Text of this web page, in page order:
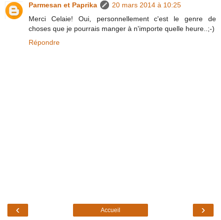
Parmesan et Paprika
20 mars 2014 à 10:25
Merci Celaie! Oui, personnellement c'est le genre de
choses que je pourrais manger à n'importe quelle heure..;-)
Répondre
‹ ›
Accueil